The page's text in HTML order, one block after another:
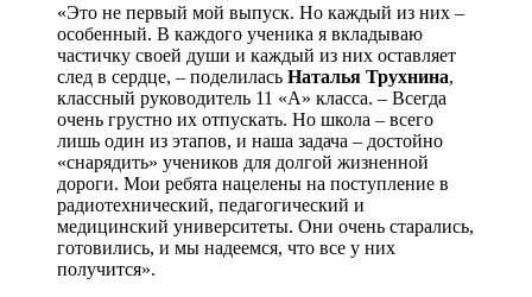
«Это не первый мой выпуск. Но каждый из них –
особенный. В каждого ученика я вкладываю
частичку своей души и каждый из них оставляет
след в сердце, – поделилась Наталья Трухнина,
классный руководитель 11 «А» класса. – Всегда
очень грустно их отпускать. Но школа – всего
лишь один из этапов, и наша задача – достойно
«снарядить» учеников для долгой жизненной
дороги. Мои ребята нацелены на поступление в
радиотехнический, педагогический и
медицинский университеты. Они очень старались,
готовились, и мы надеемся, что все у них
получится».